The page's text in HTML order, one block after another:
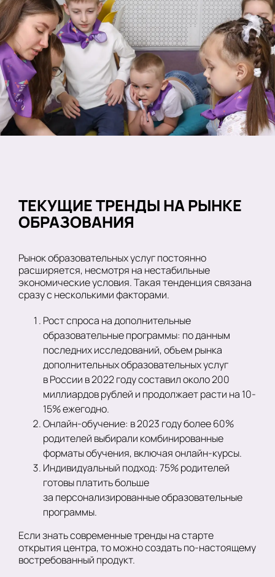
ТЕКУЩИЕ ТРЕНДЫ НА РЫНКЕ
ОБРАЗОВАНИЯ
Рынок образовательных услуг постоянно
расширяется, несмотря на нестабильные
экономические условия. Такая тенденция связана
сразу с несколькими факторами.
Рост спроса на дополнительные
образовательные программы: по данным
последних исследований, объем рынка
дополнительных образовательных услуг
в России в 2022 году составил около 200
миллиардов рублей и продолжает расти на 10-
15% ежегодно.
Онлайн-обучение: в 2023 году более 60%
родителей выбирали комбинированные
форматы обучения, включая онлайн-курсы.
Индивидуальный подход: 75% родителей
готовы платить больше
за персонализированные образовательные
программы.
Если знать современные тренды на старте
открытия центра, то можно создать по-настоящему
востребованный продукт.